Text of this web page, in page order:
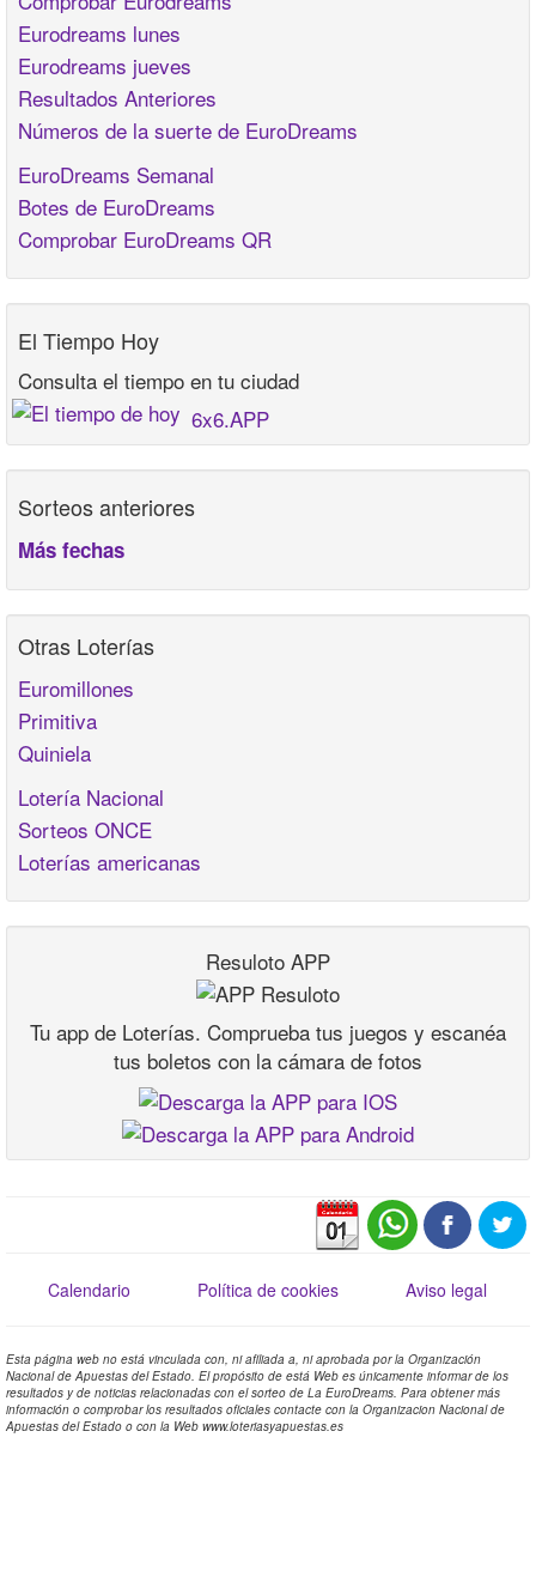
Eurodreams lunes
Eurodreams jueves
Resultados Anteriores
Números de la suerte de EuroDreams
EuroDreams Semanal
Botes de EuroDreams
Comprobar EuroDreams QR
El Tiempo Hoy
Consulta el tiempo en tu ciudad
6x6.APP
Sorteos anteriores
Más fechas
Otras Loterías
Euromillones
Primitiva
Quiniela
Lotería Nacional
Sorteos ONCE
Loterías americanas
Resuloto APP
Tu app de Loterías. Comprueba tus juegos y escanéa
tus boletos con la cámara de fotos
Calendario Política de cookies Aviso legal
Esta página web no está vinculada con, ni afiliada a, ni aprobada por la Organización
Nacional de Apuestas del Estado. El propósito de está Web es únicamente informar de los
resultados y de noticias relacionadas con el sorteo de La EuroDreams. Para obtener más
información o comprobar los resultados oficiales contacte con la Organizacion Nacional de
Apuestas del Estado o con la Web www.loteriasyapuestas.es